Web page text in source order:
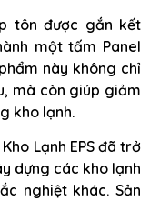
tôn được gắn kết
một tấm Panel
này không chỉ
mà còn giúp giảm
kho lạnh.
Lạnh EPS đã trở
dựng các kho lạnh
nghiệt khác. Sản